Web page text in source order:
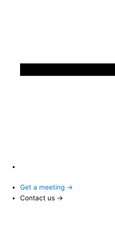
Get a meeting →
Contact us →